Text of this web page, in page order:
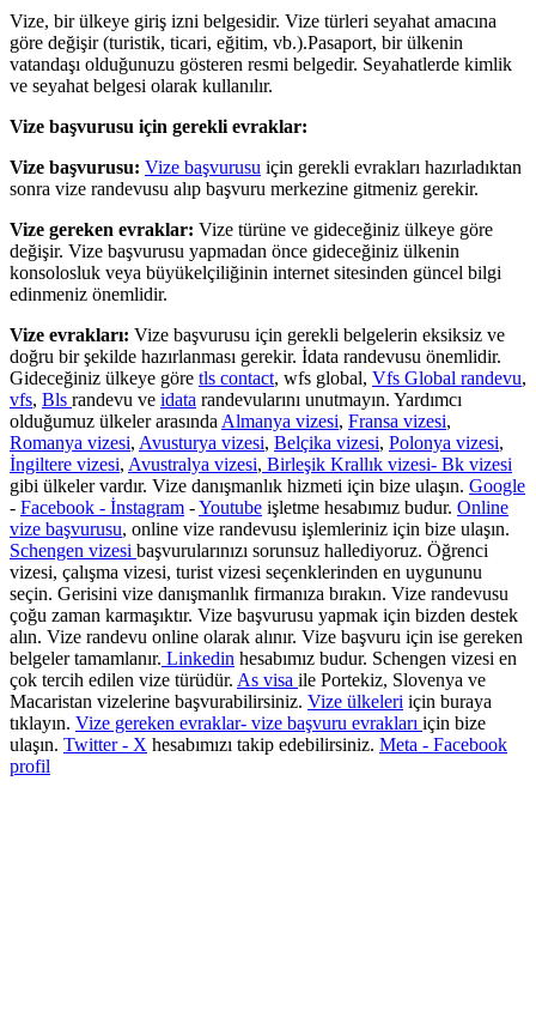
Vize, bir ülkeye giriş izni belgesidir. Vize türleri seyahat amacına
göre değişir (turistik, ticari, eğitim, vb.).Pasaport, bir ülkenin
vatandaşı olduğunuzu gösteren resmi belgedir. Seyahatlerde kimlik
ve seyahat belgesi olarak kullanılır.
Vize başvurusu için gerekli evraklar:
Vize başvurusu: Vize başvurusu için gerekli evrakları hazırladıktan
sonra vize randevusu alıp başvuru merkezine gitmeniz gerekir.
Vize gereken evraklar: Vize türüne ve gideceğiniz ülkeye göre
değişir. Vize başvurusu yapmadan önce gideceğiniz ülkenin
konsolosluk veya büyükelçiliğinin internet sitesinden güncel bilgi
edinmeniz önemlidir.
Vize evrakları: Vize başvurusu için gerekli belgelerin eksiksiz ve
doğru bir şekilde hazırlanması gerekir. İdata randevusu önemlidir.
Gideceğiniz ülkeye göre tls contact, wfs global, Vfs Global randevu,
vfs, Bls randevu ve idata randevularını unutmayın. Yardımcı
olduğumuz ülkeler arasında Almanya vizesi, Fransa vizesi,
Romanya vizesi, Avusturya vizesi, Belçika vizesi, Polonya vizesi,
İngiltere vizesi, Avustralya vizesi, Birleşik Krallık vizesi- Bk vizesi
gibi ülkeler vardır. Vize danışmanlık hizmeti için bize ulaşın. Google
- Facebook - İnstagram -Youtube işletme hesabımız budur. Online
vize başvurusu, online vize randevusu işlemleriniz için bize ulaşın.
Schengen vizesi başvurularınızı sorunsuz hallediyoruz. Öğrenci
vizesi, çalışma vizesi, turist vizesi seçenklerinden en uygununu
seçin. Gerisini vize danışmanlık firmanıza bırakın. Vize randevusu
çoğu zaman karmaşıktır. Vize başvurusu yapmak için bizden destek
alın. Vize randevu online olarak alınır. Vize başvuru için ise gereken
belgeler tamamlanır. Linkedin hesabımız budur. Schengen vizesi en
çok tercih edilen vize türüdür. As visa ile Portekiz, Slovenya ve
Macaristan vizelerine başvurabilirsiniz. Vize ülkeleri için buraya
tıklayın. Vize gereken evraklar- vize başvuru evrakları için bize
ulaşın. Twitter - X hesabımızı takip edebilirsiniz. Meta - Facebook
profil